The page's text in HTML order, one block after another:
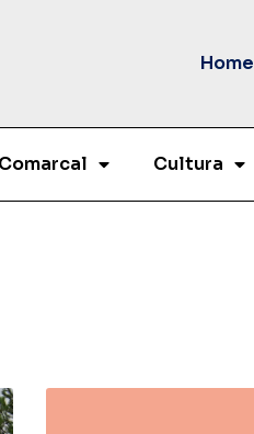
Home
Comarcal Cultura